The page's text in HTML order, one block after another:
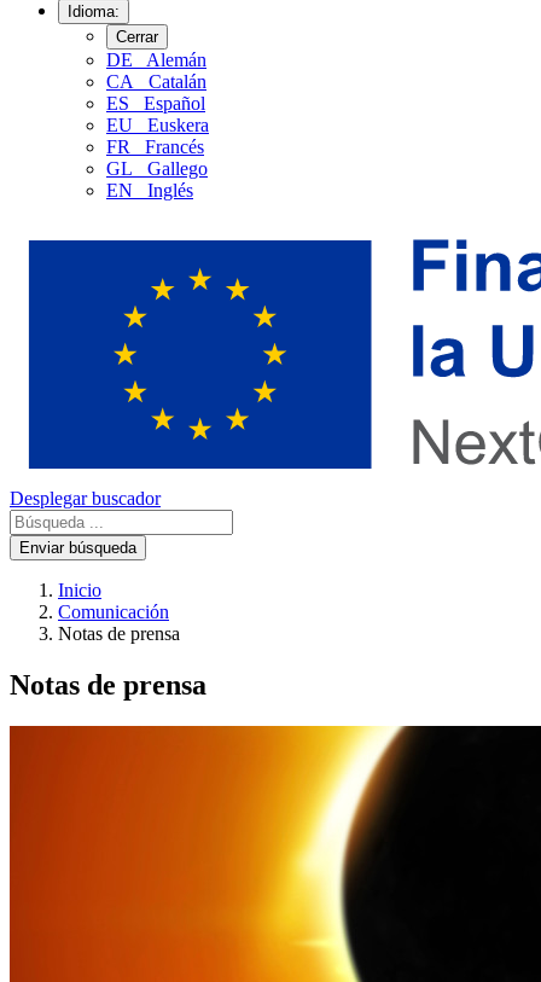
Idioma:
Cerrar
DE
Alemán
CA
Catalán
ES
Español
EU
Euskera
FR
Francés
GL
Gallego
EN
Inglés
Desplegar buscador
Enviar búsqueda
Inicio
Comunicación
Notas de prensa
Notas de prensa